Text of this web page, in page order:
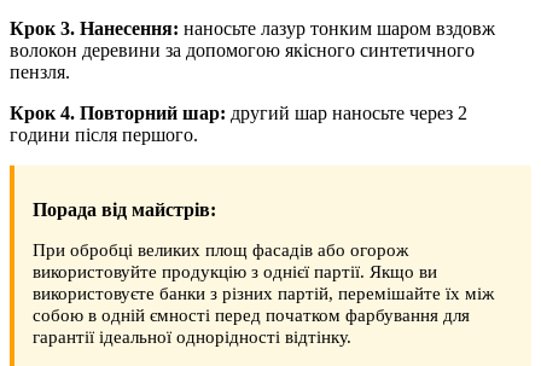
Крок 3. Нанесення: наносьте лазур тонким шаром вздовж
волокон деревини за допомогою якісного синтетичного
пензля.
Крок 4. Повторний шар: другий шар наносьте через 2
години після першого.
Порада від майстрів:
При обробці великих площ фасадів або огорож
використовуйте продукцію з однієї партії. Якщо ви
використовуєте банки з різних партій, перемішайте їх між
собою в одній ємності перед початком фарбування для
гарантії ідеальної однорідності відтінку.